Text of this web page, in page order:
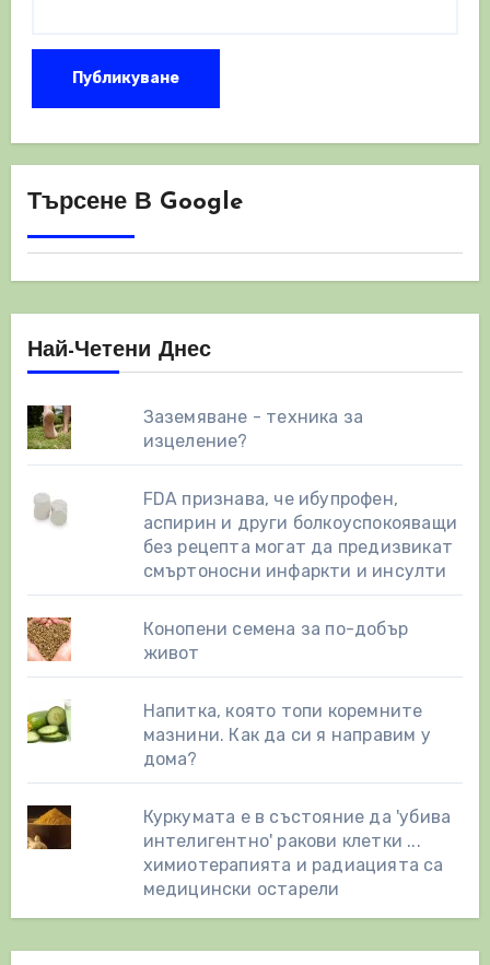
Търсене В Google
Най-Четени Днес
Заземяване - техника за
изцеление?
FDA признава, че ибупрофен,
аспирин и други болкоуспокояващи
без рецепта могат да предизвикат
смъртоносни инфаркти и инсулти
Конопени семена за по-добър
живот
Напитка, която топи коремните
мазнини. Как да си я направим у
дома?
Куркумата е в състояние да 'убива
интелигентно' ракови клетки ...
химиотерапията и радиацията са
медицински остарели